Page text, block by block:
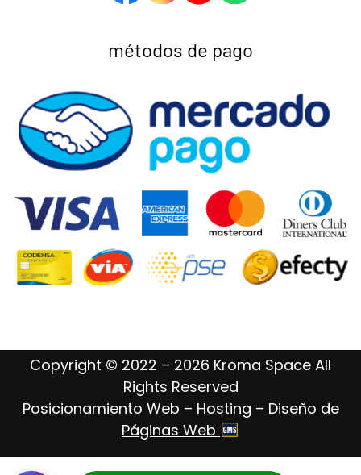
métodos de pago
Copyright © 2022 – 2026 Kroma Space All
Rights Reserved
Posicionamiento Web – Hosting – Diseño de
Páginas Web